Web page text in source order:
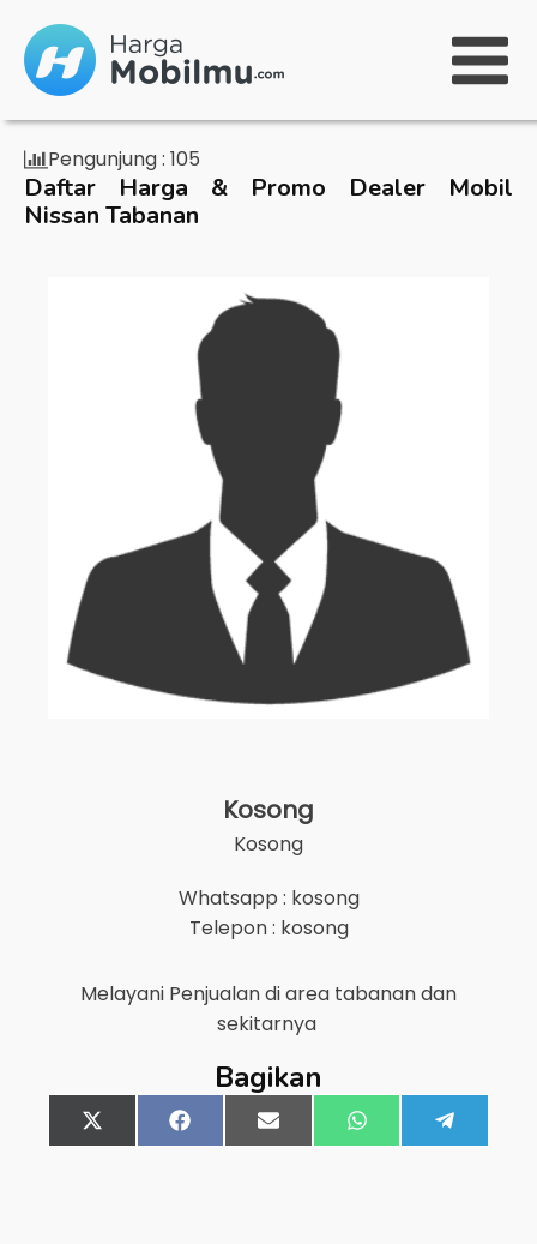
Pengunjung : 105
Daftar Harga & Promo Dealer Mobil
Nissan Tabanan
Kosong
Kosong
Whatsapp : kosong
Telepon : kosong
Melayani Penjualan di area tabanandan
sekitarnya
Bagikan
Share
on
X
(Twitter)
Share
on
FacebookShare
on
Email Share
on
WhatsApp
on